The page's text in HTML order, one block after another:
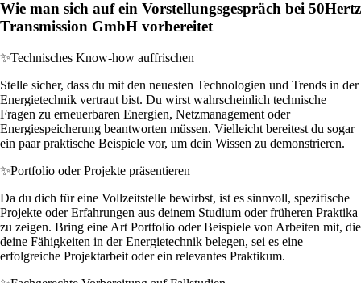
Wie man sich auf ein Vorstellungsgespräch bei 50Hertz
Transmission GmbH vorbereitet
✨Technisches Know-how auffrischen
Stelle sicher, dass du mit den neuesten Technologien und Trends in der
Energietechnik vertraut bist. Du wirst wahrscheinlich technische
Fragen zu erneuerbaren Energien, Netzmanagement oder
Energiespeicherung beantworten müssen. Vielleicht bereitest du sogar
ein paar praktische Beispiele vor, um dein Wissen zu demonstrieren.
✨Portfolio oder Projekte präsentieren
Da du dich für eine Vollzeitstelle bewirbst, ist es sinnvoll, spezifische
Projekte oder Erfahrungen aus deinem Studium oder früheren Praktika
zu zeigen. Bring eine Art Portfolio oder Beispiele von Arbeiten mit, die
deine Fähigkeiten in der Energietechnik belegen, sei es eine
erfolgreiche Projektarbeit oder ein relevantes Praktikum.